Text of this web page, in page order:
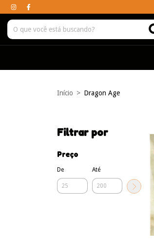
Início > Dragon Age
Filtrar por
Preço
De Até